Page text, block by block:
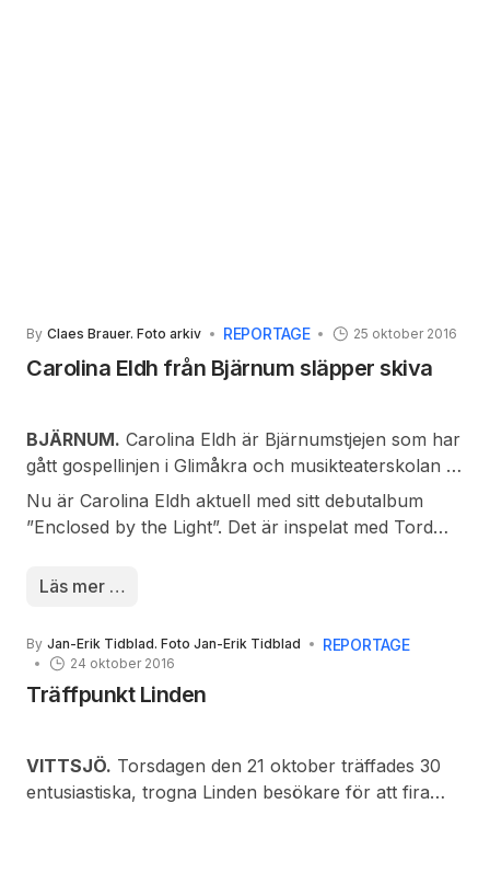
By Claes Brauer. Foto arkiv REPORTAGE 25 oktober 2016
Carolina Eldh från Bjärnum släpper skiva
BJÄRNUM. Carolina Eldh är Bjärnumstjejen som har
gått gospellinjen i Glimåkra och musikteaterskolan i
Bjärnum.Hon har
varit sångerska i
välgörenhet och
begravningar.
Hösten 2015 släppte hon sin egen tolkning av
Metallicas ”Nothing Else Matters” på Spotify. I våras
Nu är Carolina Eldh aktuell med sitt debutalbum
”Enclosed by the Light”. Det är inspelat med Tord
”Fields Of Gold” är det ingen mindre än den kända
Frejakören.
Läs mer …
By Jan-Erik Tidblad. Foto Jan-Erik Tidblad REPORTAGE
24 oktober 2016
Träffpunkt Linden
VITTSJÖ. Torsdagen den 21 oktober träffades 30
entusiastiska, trogna Linden besökare för att fira